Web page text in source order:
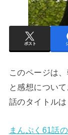
ポスト
このページは
と感想につい
話のタイトルは
まんぷく61話